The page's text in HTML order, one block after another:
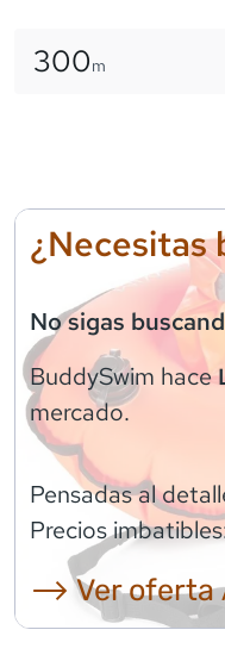
300m
¿Necesitas
No sigas
BuddySwim hace
mercado.
Pensadas al
Precios
⟶ Ver oferta